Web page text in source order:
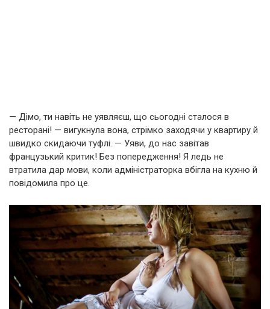
— Дімо, ти навіть не уявляєш, що сьогодні сталося в
ресторані! — вигукнула вона, стрімко заходячи у квартиру й
швидко скидаючи туфлі. — Уяви, до нас завітав
французький критик! Без попередження! Я ледь не
втратила дар мови, коли адміністраторка вбігла на кухню й
повідомила про це.